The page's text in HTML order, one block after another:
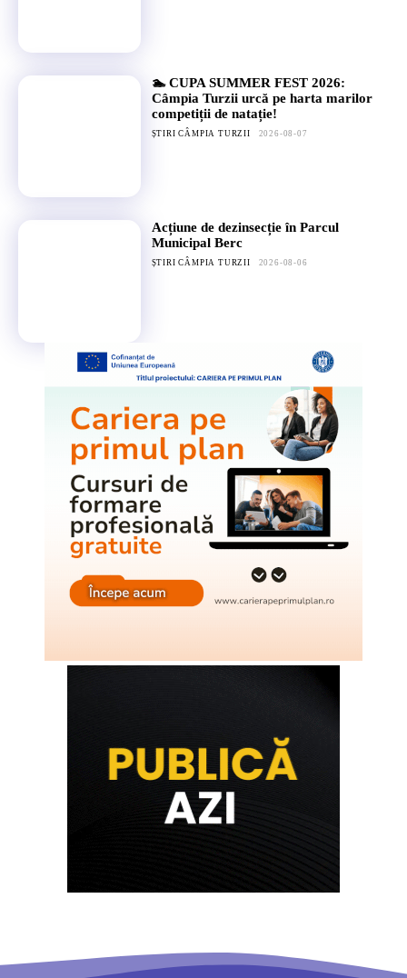
🏊 CUPA SUMMER FEST 2026:
Câmpia Turzii urcă pe harta marilor
competiții de natație!
ȘTIRI CÂMPIA TURZII 2026-08-07
Acțiune de dezinsecție în Parcul
Municipal Berc
ȘTIRI CÂMPIA TURZII 2026-08-06